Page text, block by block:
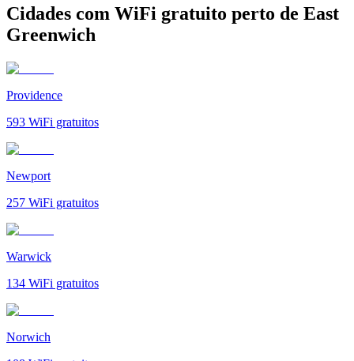
Cidades com WiFi gratuito perto de East
Greenwich
Providence
593 WiFi gratuitos
Newport
257 WiFi gratuitos
Warwick
134 WiFi gratuitos
Norwich